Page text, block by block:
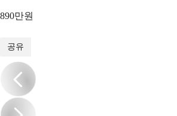
890만원
공유
/13